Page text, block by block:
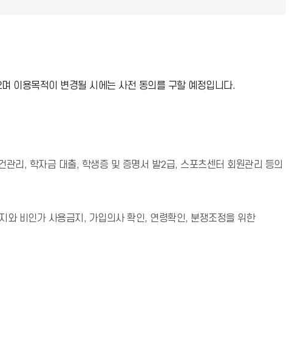
이용목적이 변경될 시에는 사전 동의를 구할 예정입니다.
리, 학자금 대출, 학생증 및 증명서 발2급, 스포츠센터 회원관리 등의
와 비인가 사용금지, 가입의사 확인, 연령확인, 분쟁조정을 위한